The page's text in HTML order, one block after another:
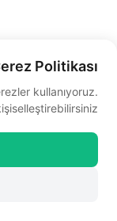
Politikası
kullanıyoruz.